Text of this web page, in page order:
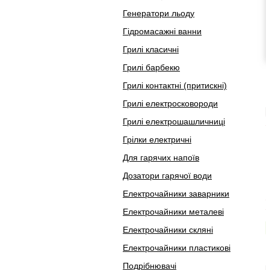
Генератори льоду
Гідромасажні ванни
Грилі класичні
Грилі барбекю
Грилі контактні (притискні)
Грилі електросковороди
Грилі електрошашличниці
Грілки електричні
Для гарячих напоїв
Дозатори гарячої води
Електрочайники заварники
Електрочайники металеві
Електрочайники скляні
Електрочайники пластикові
Подрібнювачі